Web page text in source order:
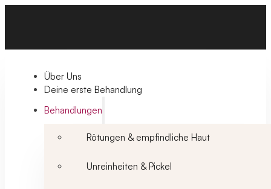
Über Uns
Deine erste Behandlung
Behandlungen
Rötungen & empfindliche Haut
Unreinheiten & Pickel